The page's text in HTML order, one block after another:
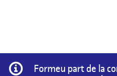
Informació
Formeu part de la